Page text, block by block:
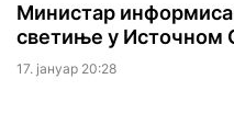
Министар
светиње у Источном
17. јануар 20:28